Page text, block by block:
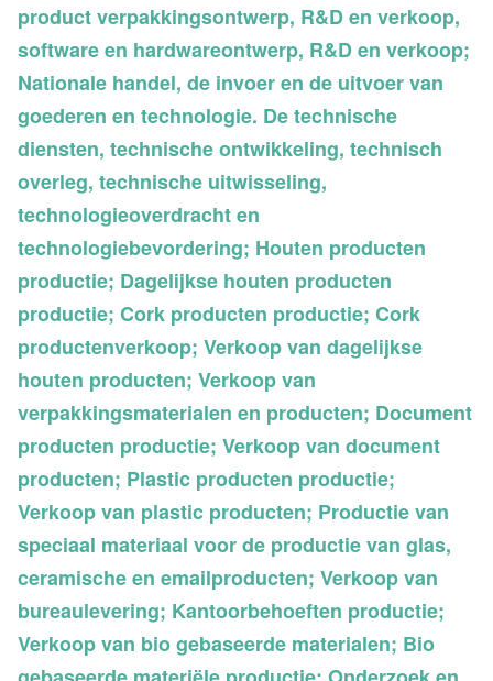
product verpakkingsontwerp, R&D en verkoop,
software en hardwareontwerp, R&D en verkoop;
Nationale handel, de invoer en de uitvoer van
goederen en technologie. De technische
diensten, technische ontwikkeling, technisch
overleg, technische uitwisseling,
technologieoverdracht en
technologiebevordering; Houten producten
productie; Dagelijkse houten producten
productie; Cork producten productie; Cork
productenverkoop; Verkoop van dagelijkse
houten producten; Verkoop van
verpakkingsmaterialen en producten; Document
producten productie; Verkoop van document
producten; Plastic producten productie;
Verkoop van plastic producten; Productie van
speciaal materiaal voor de productie van glas,
ceramische en emailproducten; Verkoop van
bureaulevering; Kantoorbehoeften productie;
Verkoop van bio gebaseerde materialen; Bio